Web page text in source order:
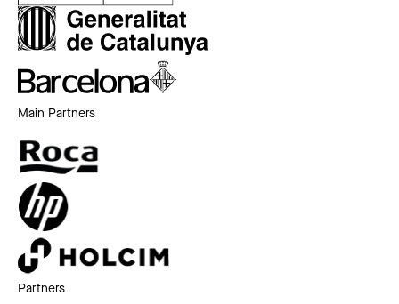
Main Partners
Partners